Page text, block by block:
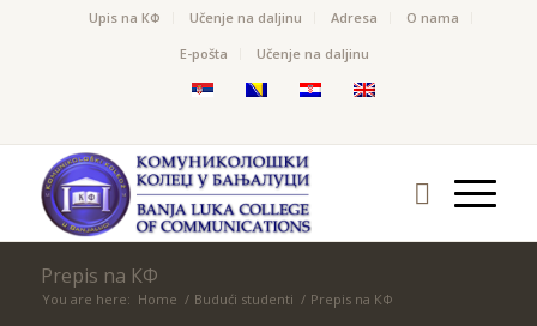
Upis na КФ Učenje na daljinu Adresa
O nama
Е-pošta
Učenje na daljinu
Prepis na КФ
You are here: Home / Budući studenti / Prepis na КФ